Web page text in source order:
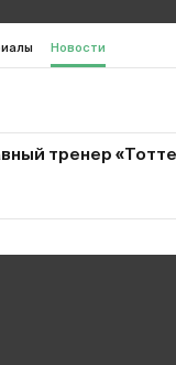
Новости
тренер